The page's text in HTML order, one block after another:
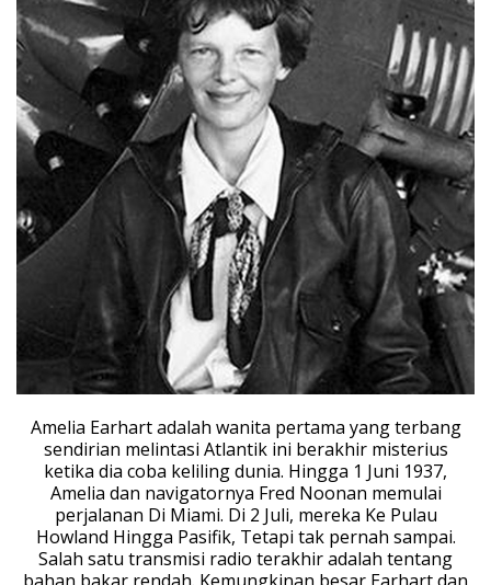
Amelia Earhart adalah wanita pertama yang terbang
sendirian melintasi Atlantik ini berakhir misterius
ketika dia coba keliling dunia. Hingga 1 Juni 1937,
Amelia dan navigatornya Fred Noonan memulai
perjalanan Di Miami. Di 2 Juli, mereka Ke Pulau
Howland Hingga Pasifik, Tetapi tak pernah sampai.
Salah satu transmisi radio terakhir adalah tentang